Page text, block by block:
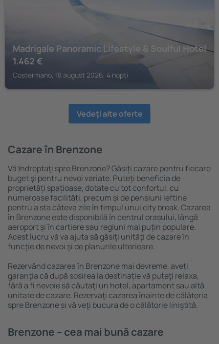
Madrigale Panoramic Lifestyle & Soulful Hotel
1.462 €
Costermano, 18 august 2026, 4 nopți
Vedeţi alte oferte
Cazare în Brenzone
Vă ȋndreptaţi spre Brenzone? Găsiți cazare pentru fiecare
buget şi pentru nevoi variate. Puteți beneficia de
proprietăți spațioase, dotate cu tot confortul, cu
numeroase facilități, precum și de pensiuni ieftine
pentru a sta câteva zile în timpul unui city break. Cazarea
în Brenzone este disponibilă în centrul orașului, lângă
aeroport și în cartiere sau regiuni mai puțin populare.
Acest lucru vă va ajuta să găsiţi unităţi de cazare în
funcție de nevoi și de planurile ulterioare.
Rezervând cazarea în Brenzone mai devreme, aveți
garanţia că după sosirea la destinație vă puteţi relaxa,
fără a fi nevoie să căutaţi un hotel, apartament sau altă
unitate de cazare. Rezervaţi cazarea înainte de călătoria
spre Brenzone și vă veţi bucura de o călătorie liniştită.
Brenzone – cea mai bună cazare